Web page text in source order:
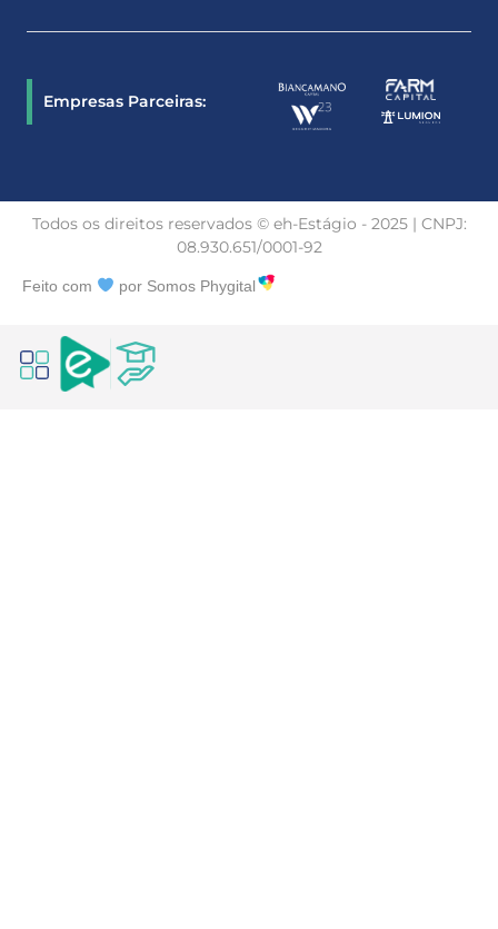
Empresas Parceiras:
Todos os direitos reservados © eh-Estágio - 2025 | CNPJ:
08.930.651/0001-92
Feito com por Somos Phygital